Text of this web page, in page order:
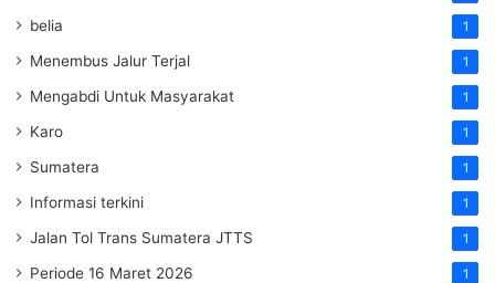
belia 1
Menembus Jalur Terjal 1
Mengabdi Untuk Masyarakat 1
Karo 1
Sumatera 1
Informasi terkini 1
Jalan Tol Trans Sumatera JTTS 1
Periode 16 Maret 2026 1